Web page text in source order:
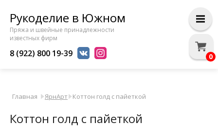
Рукоделие в Южном
Пряжа и швейные принадлежности
известных фирм
8 (922) 800 19-39
Главная ЯрнАрт Коттон голд с пайеткой
Коттон голд с пайеткой
0